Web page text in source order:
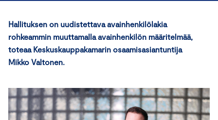
Hallituksen on uudistettava avainhenkilölakia
rohkeammin muuttamalla avainhenkilön määritelmää,
toteaa Keskuskauppakamarin osaamisasiantuntija
Mikko Valtonen.